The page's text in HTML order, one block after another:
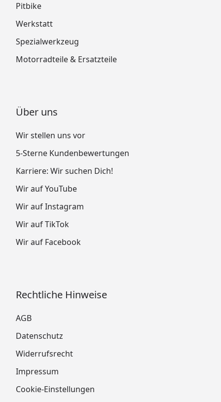
Pitbike
Werkstatt
Spezialwerkzeug
Motorradteile & Ersatzteile
Über uns
Wir stellen uns vor
5-Sterne Kundenbewertungen
Karriere: Wir suchen Dich!
Wir auf YouTube
Wir auf Instagram
Wir auf TikTok
Wir auf Facebook
Rechtliche Hinweise
AGB
Datenschutz
Widerrufsrecht
Impressum
Cookie-Einstellungen